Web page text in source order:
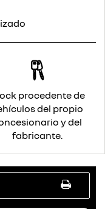
procedente de
del propio
y del
fabricante.